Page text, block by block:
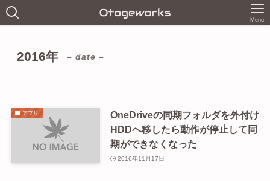
Menu
2016年 – date –
アプリ
OneDriveの同期フォルダを外付け
HDDへ移したら動作が停止して同
期ができなくなった
2016年11月17日